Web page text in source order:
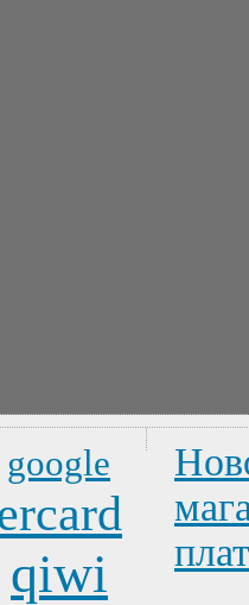
google
qiwi